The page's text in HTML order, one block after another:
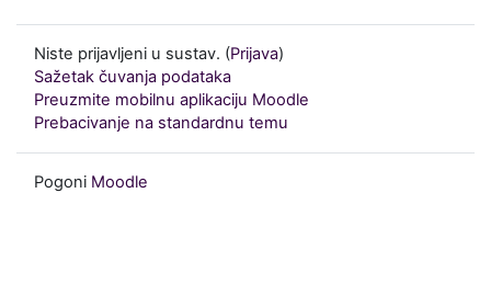
Niste prijavljeni u sustav. (Prijava)
Sažetak čuvanja podataka
Preuzmite mobilnu aplikaciju Moodle
Prebacivanje na standardnu temu
Pogoni Moodle